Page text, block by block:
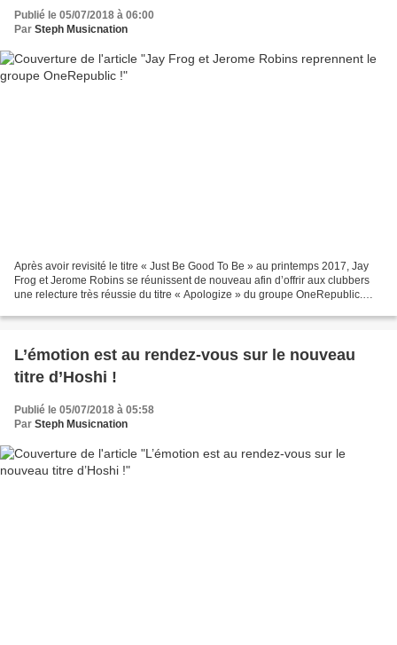
Publié le 05/07/2018 à 06:00
Par Steph Musicnation
Après avoir revisité le titre « Just Be Good To Be » au printemps 2017, Jay
Frog et Jerome Robins se réunissent de nouveau afin d’offrir aux clubbers
une relecture très réussie du titre « Apologize » du groupe OneRepublic.
L’émotion est au rendez-vous sur le nouveau
titre d’Hoshi !
Publié le 05/07/2018 à 05:58
Par Steph Musicnation